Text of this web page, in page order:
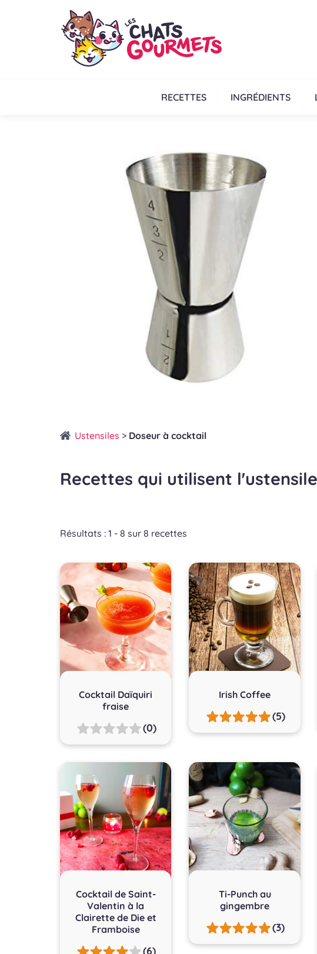
RECETTES INGRÉDIENTS
Ustensiles > Doseur à cocktail
Recettes qui utilisent
Résultats : 1 - 8 sur 8 recettes
Cocktail Daïquiri
fraise
(0)
Irish Coffee
(5)
Cocktail de Saint-
Valentin à la
Clairette de Die et
Framboise
(6)
Ti-Punch au
gingembre
(3)